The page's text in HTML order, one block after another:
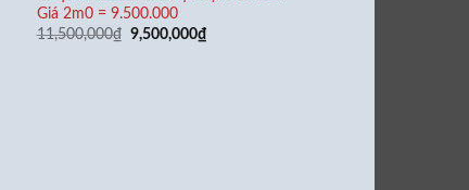
Giá 2m0 = 9.500.000
11,500,000₫ Giá
9,500,000₫Giá